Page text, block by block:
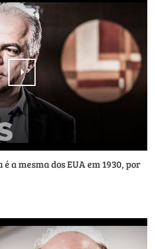
mesma dos EUA em 1930, por